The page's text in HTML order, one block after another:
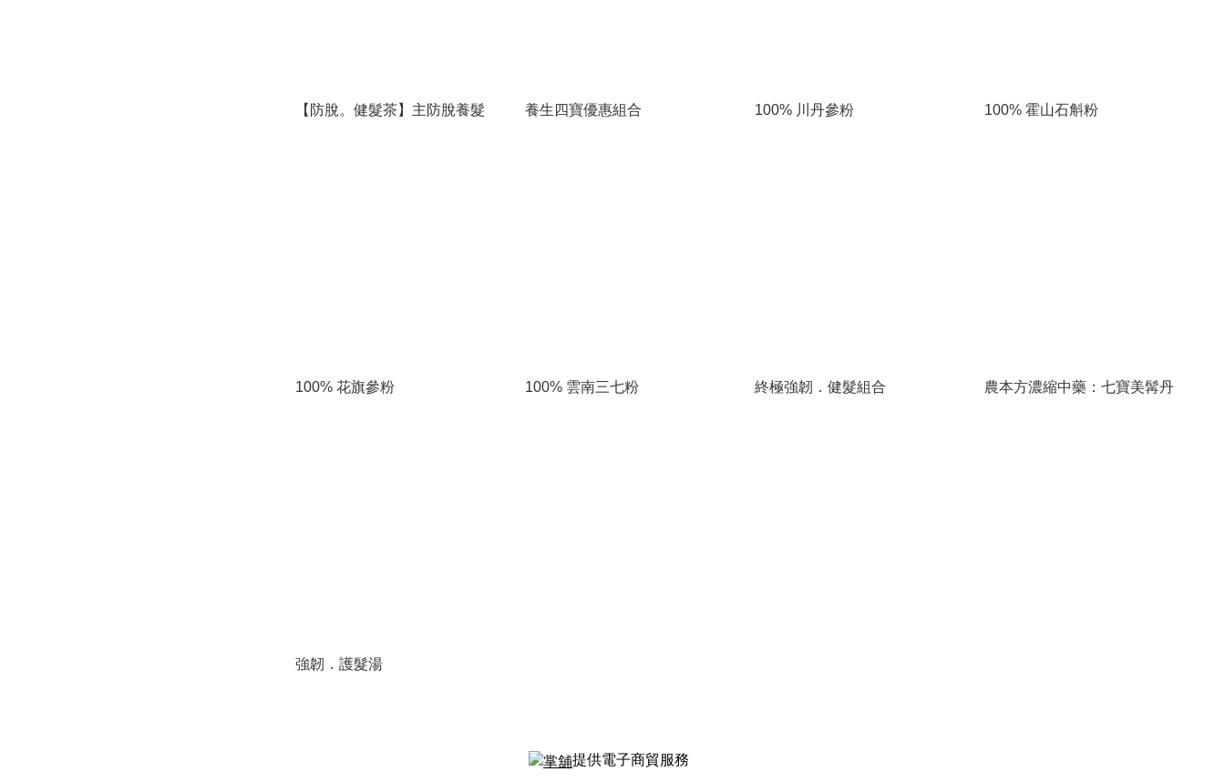
【防脫。健髮茶】主防脫養髮 養生四寶優惠組合 100% 川丹參粉 100% 霍山石斛粉
100% 花旗參粉 100% 雲南三七粉 終極強韌．健髮組合 農本方濃縮中藥：七寶美髯丹
強韌．護髮湯
提供電子商貿服務